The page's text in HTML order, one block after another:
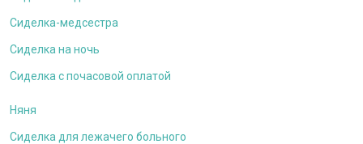
Сиделка-медсестра
Сиделка на ночь
Сиделка с почасовой оплатой
Няня
Сиделка для лежачего больного